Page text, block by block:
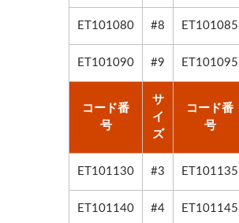
ET101080 #8 ET101085
ET101090 #9 ET101095
コード番
号
サ
イ
ズ
コード番
号
ET101130 #3 ET101135
ET101140 #4 ET101145